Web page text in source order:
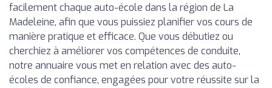
facilement chaque auto-école dans la région de La
Madeleine, afin que vous puissiez planifier vos cours de
manière pratique et efficace. Que vous débutiez ou
cherchiez à améliorer vos compétences de conduite,
notre annuaire vous met en relation avec des auto-
écoles de confiance, engagées pour votre réussite sur la